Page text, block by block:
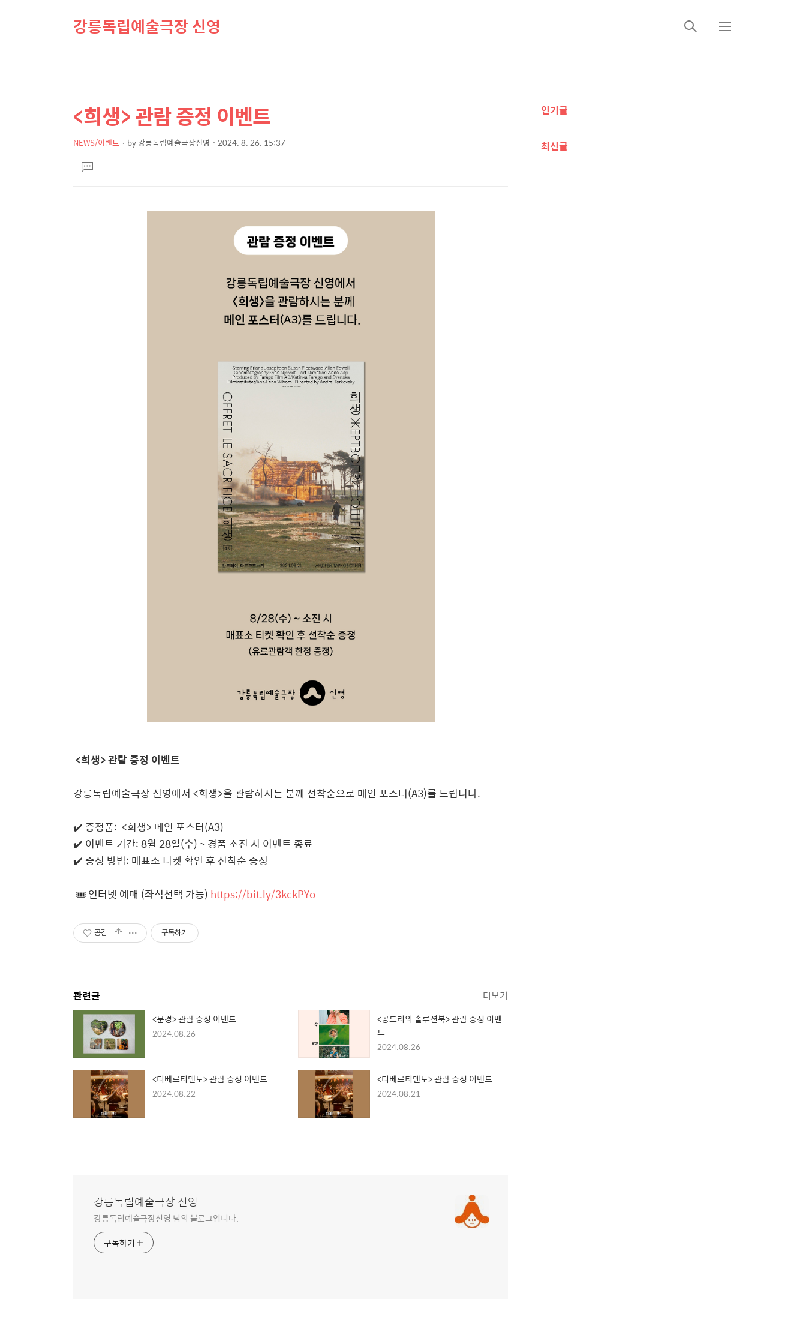
강릉독립예술극장 신영
검
메
상
세
컨
텐
본
문
제
<희생> 관람 증정 이벤트
NEWS/이벤트 by강릉독립예술극장신영 2024. 8. 26. 15:37
문댓
글
<희생> 관람 증정 이벤트
강릉독립예술극장 신영에서 <희생>을 관람하시는 분께 선착순으로 메인 포스터(A3)를 드립니다.
✔️ 증정품: <희생> 메인 포스터(A3)
✔️ 이벤트 기간: 8월 28일(수) ~ 경품 소진 시 이벤트 종료
✔️ 증정 방법: 매표소 티켓 확인 후 선착순 증정
🎟️ 인터넷 예매 (좌석선택 가능) https://bit.ly/3kckPYo
공감 구독하기
관련글 더보기
<문경> 관람 증정 이벤트
2024.08.26
<공드리의 솔루션북> 관람 증정 이벤
트
2024.08.26
<디베르티멘토> 관람 증정 이벤트
2024.08.22
<디베르티멘토> 관람 증정 이벤트
2024.08.21
강릉독립예술극장 신영
강릉독립예술극장신영 님의 블로그입니다.
구독하기
추
정
인기글
최신글